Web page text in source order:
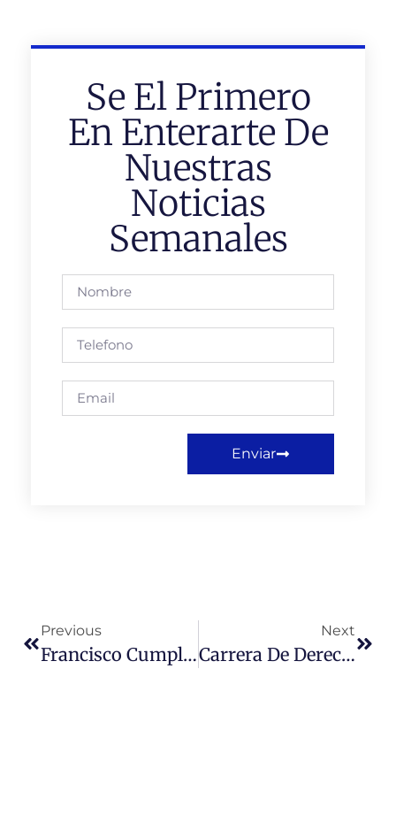
Se El Primero
En Enterarte De
Nuestras
Noticias
Semanales
Enviar
Previous
Francisco Cumplido Cereceda Ex – Rector De La Universidad Miguel De Cervantes
Next
Carrera De Derecho Promueve Convenio De Colaboración Entre Universidad Miguel De Cervantes Y Fundación Integral De La Familia (Fidef)